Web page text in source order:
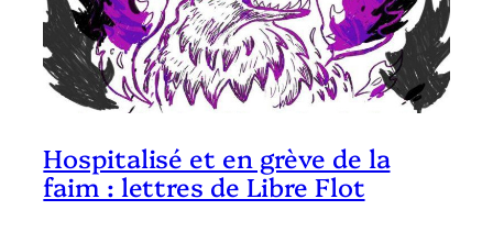
Hospitalisé et en grève de la
faim : lettres de Libre Flot